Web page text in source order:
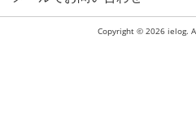
Copyright © 2026 ielog.